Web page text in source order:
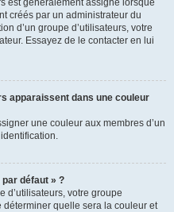
est généralement assigné lorsque
créés par un administrateur du
d’un groupe d’utilisateurs, votre
Essayez de le contacter en lui
apparaissent dans une couleur
une couleur aux membres d’un
par défaut » ?
d’utilisateurs, votre groupe
déterminer quelle sera la couleur et